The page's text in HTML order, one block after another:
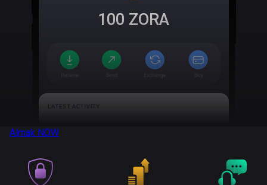
100 ZORA
Almak NOW